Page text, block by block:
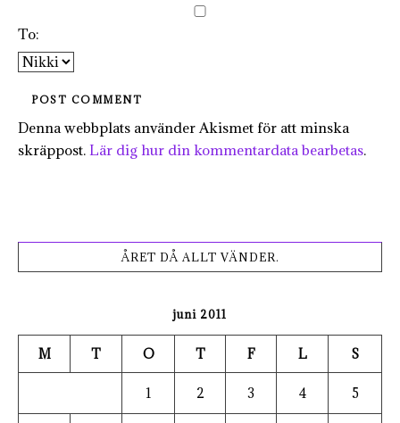
To:
Denna webbplats använder Akismet för att minska
skräppost. Lär dig hur din kommentardata bearbetas.
ÅRET DÅ ALLT VÄNDER.
juni 2011
M T O T F L S
1 2 3 4 5